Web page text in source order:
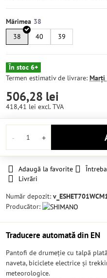
Mărimea
38
40 39
În stoc 6+
Termen estimativ de livrare: Marți
506,28 lei
418,41 lei excl. TVA
Adaugă la favorite
Livrări
Număr depozit:
Producător:
Traducere automată din EN
Pantofi de drumeție cu talpă
naveta, biciclete electrice și
meteorologice.